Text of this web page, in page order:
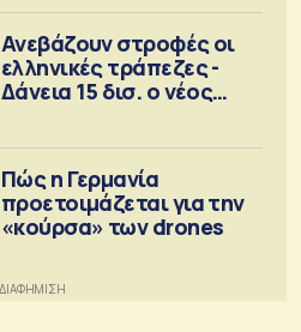
Ανεβάζουν στροφές οι
ελληνικές τράπεζες -
Δάνεια 15 δισ. ο νέος
Πώς η Γερμανία
προετοιμάζεται για την
«κούρσα» των drones